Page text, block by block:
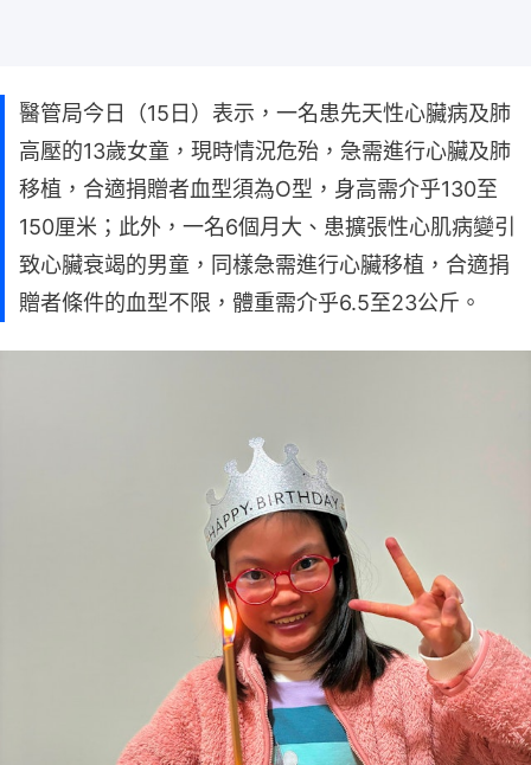
醫管局今日（15日）表示，一名患先天性心臟病及肺
高壓的13歲女童，現時情況危殆，急需進行心臟及肺
移植，合適捐贈者血型須為O型，身高需介乎130至
150厘米；此外，一名6個月大、患擴張性心肌病變引
致心臟衰竭的男童，同樣急需進行心臟移植，合適捐
贈者條件的血型不限，體重需介乎6.5至23公斤。